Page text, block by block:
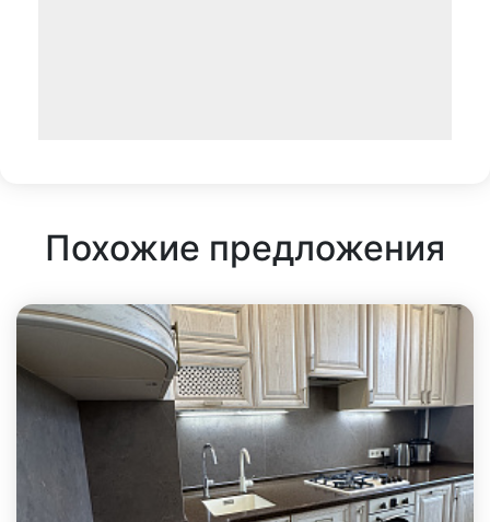
Похожие предложения